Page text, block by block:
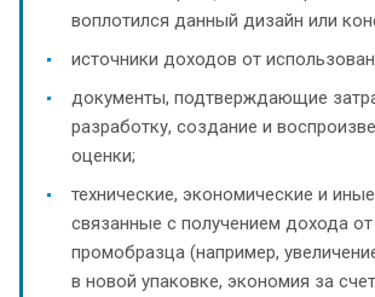
воплотился данный дизайн или
источники доходов от
документы, подтверждающие
разработку, создание и
оценки;
технические, экономические и
связанные с получением дохода
промобразца (например,
в новой упаковке, экономия за